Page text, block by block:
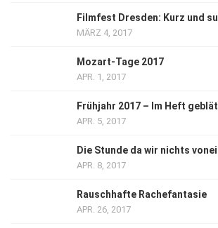
Filmfest Dresden: Kurz und
MÄRZ 4, 2017
Mozart-Tage 2017
APR. 1, 2017
Frühjahr 2017 – Im Heft
APR. 5, 2017
Die Stunde da wir nichts
APR. 8, 2017
Rauschhafte Rachefantasie
APR. 26, 2017